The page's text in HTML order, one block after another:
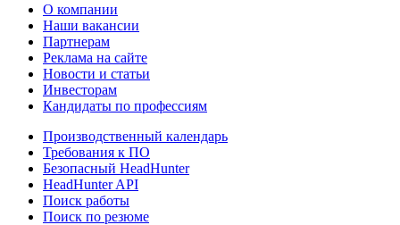
О компании
Наши вакансии
Партнерам
Реклама на сайте
Новости и статьи
Инвесторам
Кандидаты по профессиям
Производственный календарь
Требования к ПО
Безопасный HeadHunter
HeadHunter API
Поиск работы
Поиск по резюме